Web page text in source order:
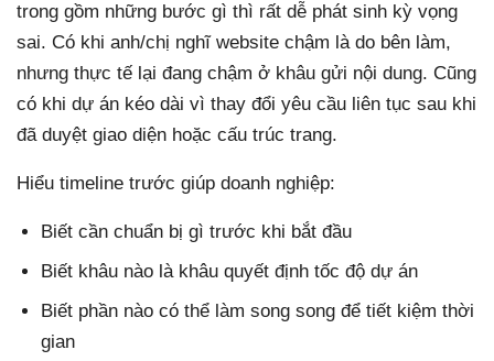
trong gồm những bước gì thì rất dễ phát sinh kỳ vọng
sai. Có khi anh/chị nghĩ website chậm là do bên làm,
nhưng thực tế lại đang chậm ở khâu gửi nội dung. Cũng
có khi dự án kéo dài vì thay đổi yêu cầu liên tục sau khi
đã duyệt giao diện hoặc cấu trúc trang.
Hiểu timeline trước giúp doanh nghiệp:
Biết cần chuẩn bị gì trước khi bắt đầu
Biết khâu nào là khâu quyết định tốc độ dự án
Biết phần nào có thể làm song song để tiết kiệm thời
gian